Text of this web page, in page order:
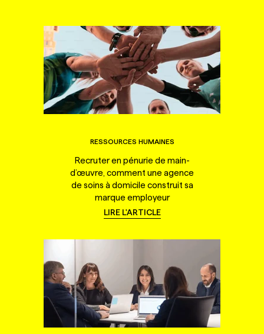
RESSOURCES HUMAINES
Recruter en pénurie de main-
d’œuvre, comment une agence
de soins à domicile construit sa
marque employeur
LIRE L'ARTICLE